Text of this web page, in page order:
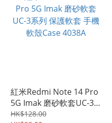
紅米Redmi Note 14 Pro
5G Imak 磨砂軟套UC-3
系列 保護軟套 手機軟殼
HK$128.00